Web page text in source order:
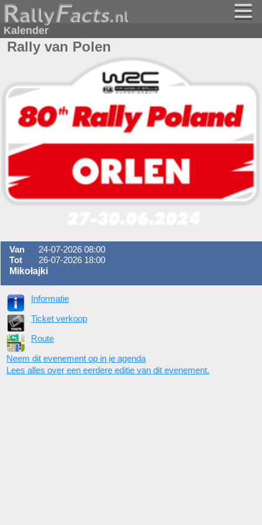
Kalender
Rally van Polen
Van
24-07-2026 08:00
Tot
26-07-2026 18:00
Mikołajki
Informatie
Ticket verkoop
Route
Neem dit evenement op in je agenda
Lees alles over een eerdere editie van dit evenement.